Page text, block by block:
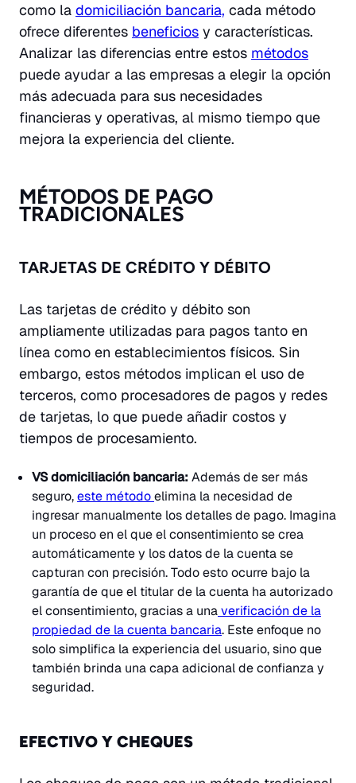
como la domiciliación bancaria, cada método
ofrece diferentes beneficios y características.
Analizar las diferencias entre estos métodos
puede ayudar a las empresas a elegir la opción
más adecuada para sus necesidades
financieras y operativas, al mismo tiempo que
mejora la experiencia del cliente.
MÉTODOS DE PAGO
TRADICIONALES
TARJETAS DE CRÉDITO Y DÉBITO
Las tarjetas de crédito y débito son
ampliamente utilizadas para pagos tanto en
línea como en establecimientos físicos. Sin
embargo, estos métodos implican el uso de
terceros, como procesadores de pagos y redes
de tarjetas, lo que puede añadir costos y
tiempos de procesamiento.
VS domiciliación bancaria: Además de ser más
seguro,este métodoelimina la necesidad de
ingresar manualmente los detalles de pago. Imagina
un proceso en el que el consentimiento se crea
automáticamente y los datos de la cuenta se
capturan con precisión. Todo esto ocurre bajo la
garantía de que el titular de la cuenta ha autorizado
el consentimiento, gracias a unaverificación de la
propiedad de la cuenta bancaria. Este enfoque no
solo simplifica la experiencia del usuario, sino que
también brinda una capa adicional de confianza y
seguridad.
EFECTIVO Y CHEQUES